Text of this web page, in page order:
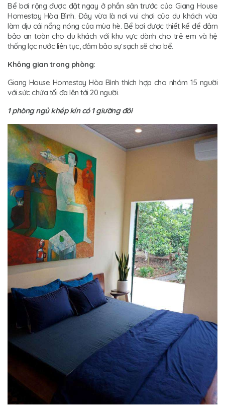
Bể bơi rộng được đặt ngay ở phần sân trước của Giang House
Homestay Hòa Bình. Đây vừa là nơi vui chơi của du khách vừa
làm dịu cái nắng nóng của mùa hè. Bể bơi được thiết kế để đảm
bảo an toàn cho du khách với khu vực dành cho trẻ em và hệ
thống lọc nước liên tục, đảm bảo sự sạch sẽ cho bể.
Không gian trong phòng:
Giang House Homestay Hòa Bình thích hợp cho nhóm 15 người
với sức chứa tối đa lên tới 20 người.
1 phòng ngủ khép kín có 1 giường đôi